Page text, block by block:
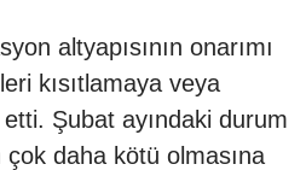
altyapısının onarımı
kısıtlamaya veya
Şubat ayındaki durum
çok daha kötü olmasına